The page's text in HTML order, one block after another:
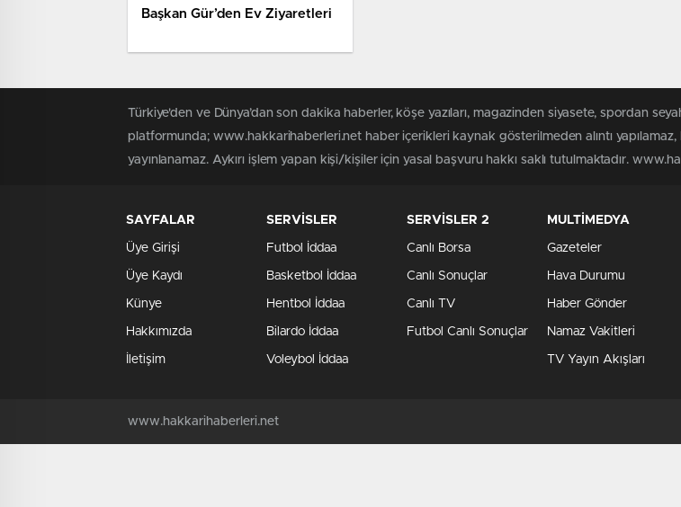
Başkan Gür’den Ev Ziyaretleri
Türkiye'den ve Dünya’dan son dakika haberler, köşe yazıları, magazinden siyasete, spordan
platformunda; www.hakkarihaberleri.net haber içerikleri kaynak gösterilmeden alıntı
yayınlanamaz. Aykırı işlem yapan kişi/kişiler için yasal başvuru hakkı saklı tutulmaktadır.
SAYFALAR
Üye Girişi
Üye Kaydı
Künye
Hakkımızda
İletişim
SERVİSLER
Futbol İddaa
Basketbol İddaa
Hentbol İddaa
Bilardo İddaa
Voleybol İddaa
SERVİSLER 2
Canlı Borsa
Canlı Sonuçlar
Canlı TV
Futbol Canlı Sonuçlar
MULTİMEDYA
Gazeteler
Hava Durumu
Haber Gönder
Namaz Vakitleri
TV Yayın Akışları
www.hakkarihaberleri.net